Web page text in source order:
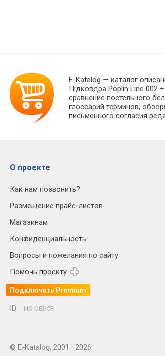
E-Katalog — каталог
Підковдра Poplin Line 002
сравнение постельного
глоссарий терминов,
письменного согласия
О проекте
Как нам позвонить?
Размещение прайс-листов
Магазинам
Конфиденциальность
Вопросы и пожелания по сайту
Помочь проекту
Подключить Premium
ID NO DESCR
© E-Katalog, 2001—2026